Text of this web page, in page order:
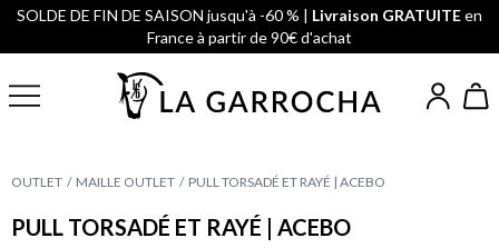
SOLDE DE FIN DE SAISON jusqu'à -60 % | Livraison GRATUITEen
France à partir de 90€ d'achat
OUTLET MAILLE OUTLET PULL TORSADÉ ET RAYÉ | ACEBO
PULL TORSADÉ ET RAYÉ | ACEBO